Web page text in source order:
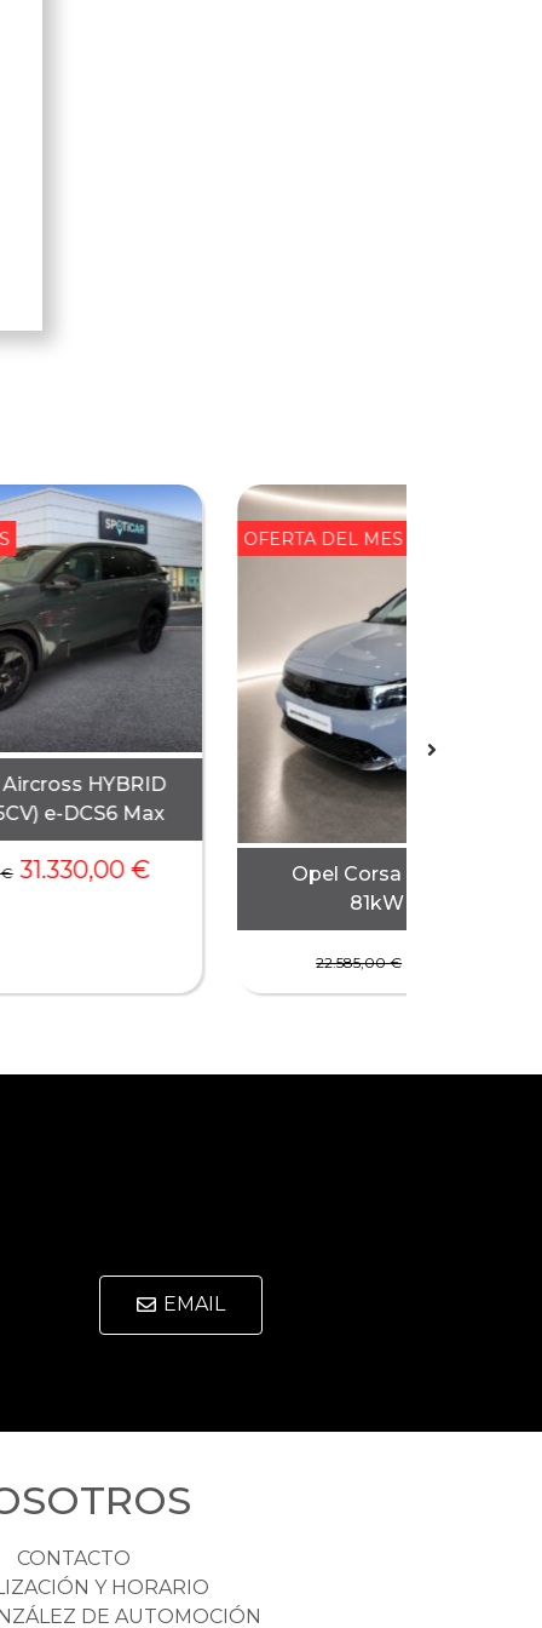
HYBRID
e-DCS6 Max
€ 31.330,00€
OFERTA DEL MES
Opel Corsa 1.2T
81kW eDCT GS
22.585,00€
EMAIL
CONTACTO
Y HORARIO
DE AUTOMOCIÓN